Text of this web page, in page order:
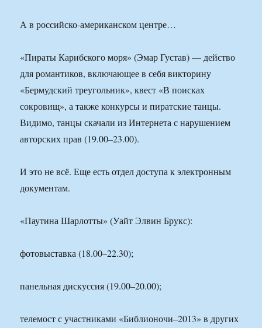
А в российско-американском центре…
«Пираты Карибского моря» (Эмар Густав) — действо
для романтиков, включающее в себя викторину
«Бермудский треугольник», квест «В поисках
сокровищ», а также конкурсы и пиратские танцы.
Видимо, танцы скачали из Интернета с нарушением
авторских прав (19.00–23.00).
И это не всё. Еще есть отдел доступа к электронным
документам.
«Паутина Шарлотты» (Уайт Элвин Брукс):
фотовыставка (18.00–22.30);
панельная дискуссия (19.00–20.00);
телемост с участниками «Библионочи–2013» в других